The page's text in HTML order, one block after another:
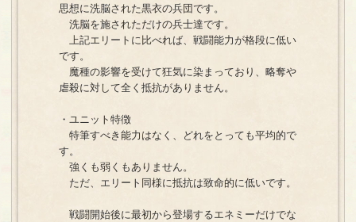
思想に洗脳された黒衣の兵団です。
洗脳を施されただけの兵士達です。
上記エリートに比べれば、戦闘能力が格段に低い
です。
魔種の影響を受けて狂気に染まっており、略奪や
虐殺に対して全く抵抗がありません。
・ユニット特徴
特筆すべき能力はなく、どれをとっても平均的で
す。
強くも弱くもありません。
ただ、エリート同様に抵抗は致命的に低いです。
戦闘開始後に最初から登場するエネミーだけでな